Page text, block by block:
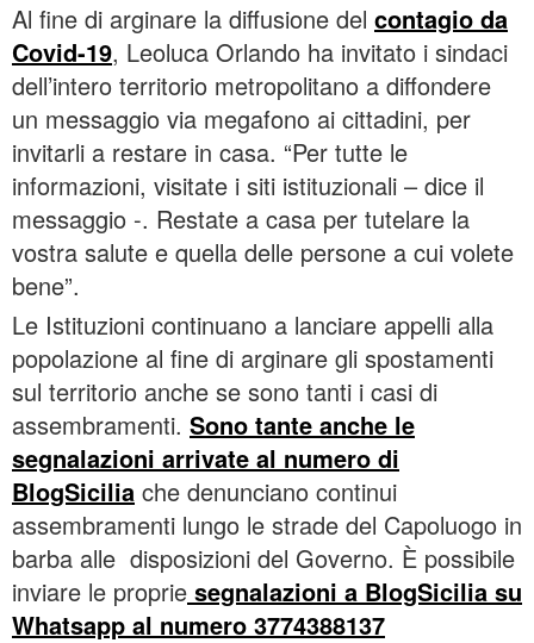
Al fine di arginare la diffusione del contagio da
Covid-19, Leoluca Orlando ha invitato i sindaci
dell’intero territorio metropolitano a diffondere
un messaggio via megafono ai cittadini, per
invitarli a restare in casa. “Per tutte le
informazioni, visitate i siti istituzionali – dice il
messaggio -. Restate a casa per tutelare la
vostra salute e quella delle persone a cui volete
bene”.
Le Istituzioni continuano a lanciare appelli alla
popolazione al fine di arginare gli spostamenti
sul territorio anche se sono tanti i casi di
assembramenti. Sono tante anche le
segnalazioni arrivate al numero di
BlogSicilia che denunciano continui
assembramenti lungo le strade del Capoluogo in
barba alle disposizioni del Governo. È possibile
inviare le proprie segnalazioni a BlogSicilia su
Whatsapp al numero 3774388137